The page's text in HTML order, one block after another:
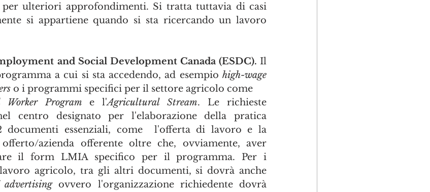
per ulteriori approfondimenti. Si tratta tuttavia di casi
si appartiene quando si sta ricercando un lavoro
and Social Development Canada (ESDC). Il
a cui si sta accedendo, ad esempio high-wage
o i programmi specifici per il settore agricolo come
Worker Program e l'Agricultural Stream. Le richieste
centro designato per l'elaborazione della pratica
documenti essenziali, come  l'offerta di lavoro e la
azienda offerente oltre che, ovviamente, aver
il form LMIA specifico per il programma. Per i
agricolo, tra gli altri documenti, si dovrà anche
ovvero l'organizzazione richiedente dovrà